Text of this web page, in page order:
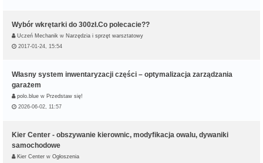
Wybór wkrętarki do 300zł.Co polecacie??
Uczeń Mechanik w Narzędzia i sprzęt warsztatowy
2017-01-24, 15:54
Własny system inwentaryzacji części – optymalizacja zarządzania
garażem
polo.blue w Przedstaw się!
2026-06-02, 11:57
Kier Center - obszywanie kierownic, modyfikacja owalu, dywaniki
samochodowe
Kier Center w Ogłoszenia